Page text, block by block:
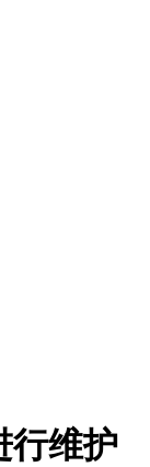
行维护